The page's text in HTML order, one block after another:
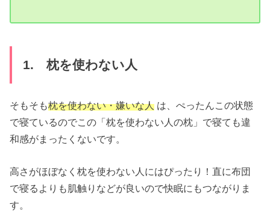
1. 枕を使わない人
そもそも枕を使わない・嫌いな人 は、ぺったんこの状態
で寝ているのでこの「枕を使わない人の枕」で寝ても違
和感がまったくないです。
高さがほぼなく枕を使わない人にはぴったり！直に布団
で寝るよりも肌触りなどが良いので快眠にもつながりま
す。